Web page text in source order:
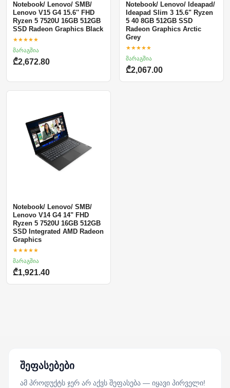
Notebook/ Lenovo/ SMB/
Lenovo V15 G4 15.6'' FHD
Ryzen 5 7520U 16GB 512GB
SSD Radeon Graphics Black
★★★★★
მარაგშია
₾2,672.80
Notebook/ Lenovo/ Ideapad/
Ideapad Slim 3 15.6" Ryzen
5 40 8GB 512GB SSD
Radeon Graphics Arctic
Grey
★★★★★
მარაგშია
₾2,067.00
Notebook/ Lenovo/ SMB/
Lenovo V14 G4 14" FHD
Ryzen 5 7520U 16GB 512GB
SSD Integrated AMD Radeon
Graphics
★★★★★
მარაგშია
₾1,921.40
შეფასებები
ამ პროდუქტს ჯერ არ აქვს შეფასება — იყავი პირველი!